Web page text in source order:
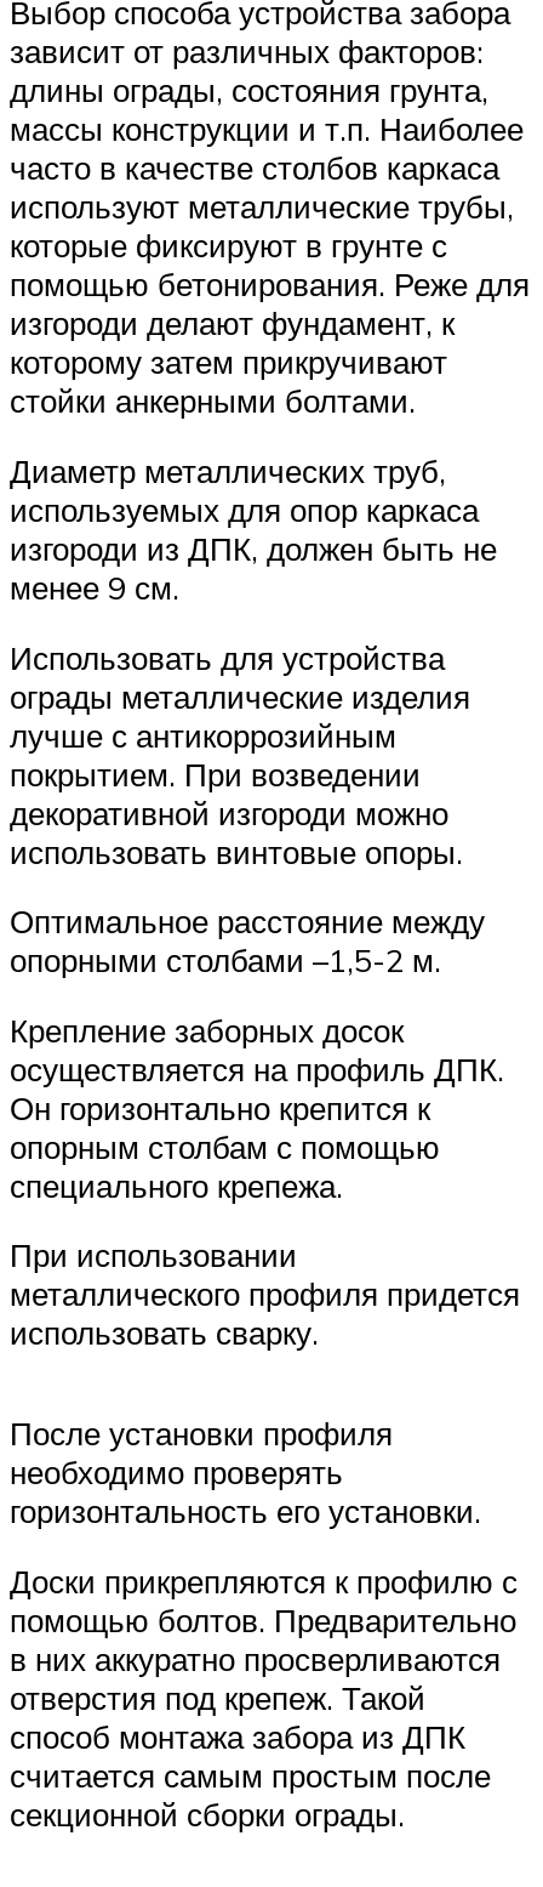
Выбор способа устройства забора
зависит от различных факторов:
длины ограды, состояния грунта,
массы конструкции и т.п. Наиболее
часто в качестве столбов каркаса
используют металлические трубы,
которые фиксируют в грунте с
помощью бетонирования. Реже для
изгороди делают фундамент, к
которому затем прикручивают
стойки анкерными болтами.
Диаметр металлических труб,
используемых для опор каркаса
изгороди из ДПК, должен быть не
менее 9 см.
Использовать для устройства
ограды металлические изделия
лучше с антикоррозийным
покрытием. При возведении
декоративной изгороди можно
использовать винтовые опоры.
Оптимальное расстояние между
опорными столбами –1,5-2 м.
Крепление заборных досок
осуществляется на профиль ДПК.
Он горизонтально крепится к
опорным столбам с помощью
специального крепежа.
При использовании
металлического профиля придется
использовать сварку.
После установки профиля
необходимо проверять
горизонтальность его установки.
Доски прикрепляются к профилю с
помощью болтов. Предварительно
в них аккуратно просверливаются
отверстия под крепеж. Такой
способ монтажа забора из ДПК
считается самым простым после
секционной сборки ограды.